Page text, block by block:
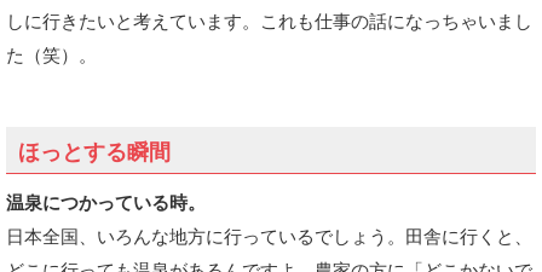
しに行きたいと考えています。これも仕事の話になっちゃいまし
た（笑）。
ほっとする瞬間
温泉につかっている時。
日本全国、いろんな地方に行っているでしょう。田舎に行くと、